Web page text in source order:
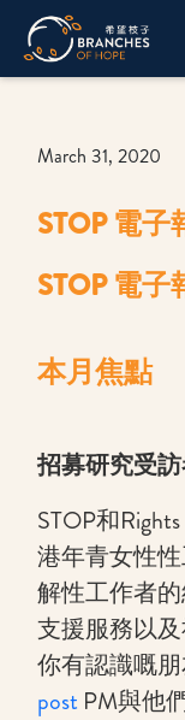
March 31, 2020
STOP 電
STOP 電
本月焦點
招募研究受
STOP和
港年青女性
解性工作者
支援服務以
你有認識嘅
post PM與他